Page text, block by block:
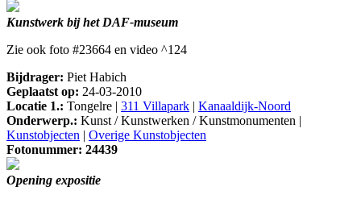
Kunstwerk bij het DAF-museum
Zie ook foto #23664 en video ^124
Bijdrager: Piet Habich
Geplaatst op: 24-03-2010
Locatie 1.: Tongelre | 311 Villapark | Kanaaldijk-Noord
Onderwerp.: Kunst / Kunstwerken / Kunstmonumenten |
Kunstobjecten | Overige Kunstobjecten
Fotonummer: 24439
Opening expositie